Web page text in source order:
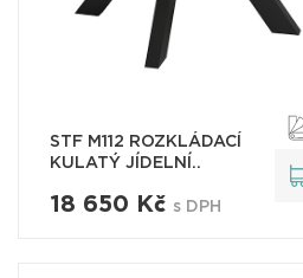
STF M112 ROZKLÁDACÍ
KULATÝ JÍDELNÍ..
18 650 Kč s DPH